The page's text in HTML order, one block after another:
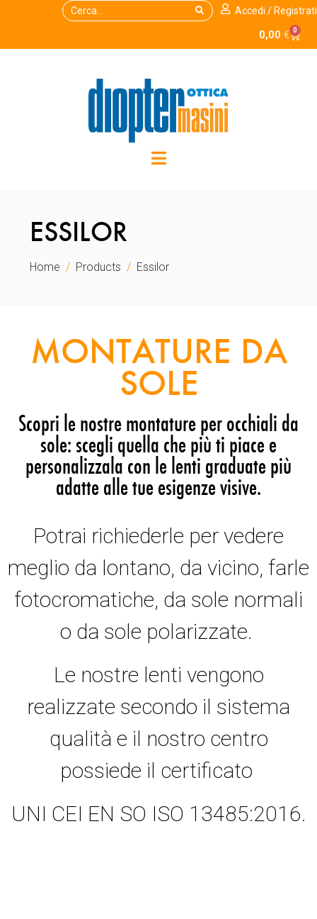
Accedi / Registrati
0,00 € 0
ESSILOR
Home Products Essilor
MONTATURE DA
SOLE
Scopri le nostre montature per occhiali da
sole: scegli quella che più ti piace e
personalizzala con le lenti graduate più
adatte alle tue esigenze visive.
Potrai richiederle per vedere
meglio da lontano, da vicino, farle
fotocromatiche, da sole normali
o da sole polarizzate.
Le nostre lenti vengono
realizzate secondo il sistema
qualità e il nostro centro
possiede il certificato
UNI CEI EN SO ISO 13485:2016.